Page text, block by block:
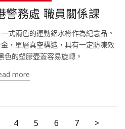
警務處 職員關係課
式兩色的運動鋁水樽作為紀念品。
，單層真空構造，具有一定防凍效
色的塑膠壺蓋容易旋轉。
more
4 5 6 7
>